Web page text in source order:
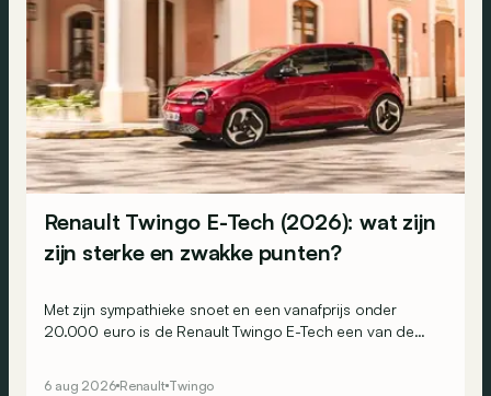
Renault Twingo E-Tech (2026): wat zijn
zijn sterke en zwakke punten?
Met zijn sympathieke snoet en een vanafprijs onder
20.000 euro is de Renault Twingo E-Tech een van de
6 aug 2026 Renault Twingo